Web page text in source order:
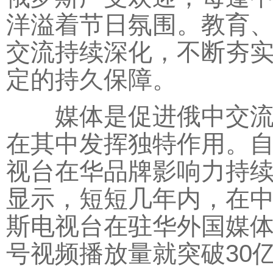
洋溢着节日氛围。教育
交流持续深化，不断夯
定的持久保障。
媒体是促进俄中交流
在其中发挥独特作用。
视台在华品牌影响力持
显示，短短几年内，在
斯电视台在驻华外国媒
号视频播放量就突破30